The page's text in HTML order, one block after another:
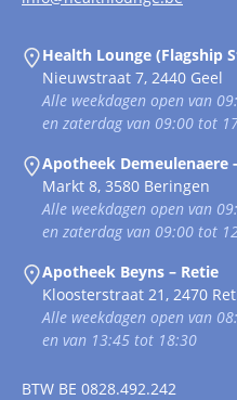
Health Lounge (Flagship
Nieuwstraat 7, 2440 Geel
Alle weekdagen open van
en zaterdag van 09:00 tot
Apotheek Demeulenaere
Markt 8, 3580 Beringen
Alle weekdagen open van
en zaterdag van 09:00 tot
Apotheek Beyns – Retie
Kloosterstraat 21, 2470
Alle weekdagen open van
en van 13:45 tot 18:30
BTW BE 0828.492.242